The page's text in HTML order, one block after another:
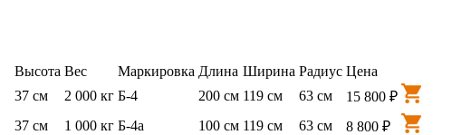
Высота Вес Маркировка Длина Ширина Радиус Цена
37 см 2 000 кг Б-4 200 см 119 см 63 см
15 800 ₽
37 см 1 000 кг Б-4а 100 см 119 см 63 см
8 800 ₽